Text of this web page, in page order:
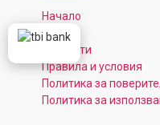
Начало
За нас
Контакти
Правила и условия
Политика за
Πoлитика зa